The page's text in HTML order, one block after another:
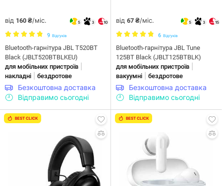
від 160 ₴/міс. 5 3 10
9 Відгуків
Bluetooth-гарнітура JBL T520BT
Black (JBLT520BTBLKEU)
для мобільних пристроїв
накладні бездротове
Безкоштовна доставка
Відправимо сьогодні
від 67 ₴/міс. 5 3 15
6 Відгуків
Bluetooth-гарнітура JBL Tune
125BT Black (JBLT125BTBLK)
для мобільних пристроїв
вакуумні бездротове
Безкоштовна доставка
Відправимо сьогодні
BEST CLICK BEST CLICK